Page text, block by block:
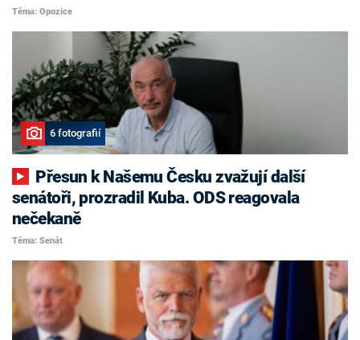
Téma: Opozice
6 fotografií
senátoři, prozradil Kuba. ODS reagovala
nečekaně
Téma: Senát